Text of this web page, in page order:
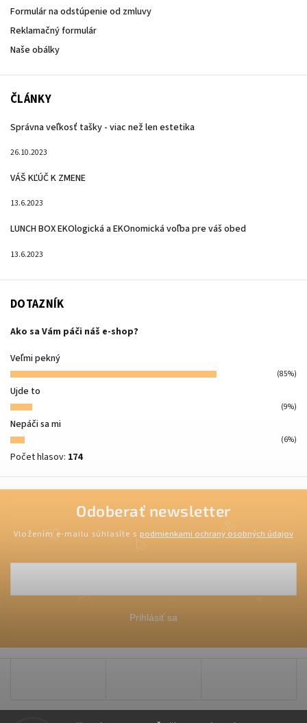
Formulár na odstúpenie od zmluvy
Reklamačný formulár
Naše obálky
ČLÁNKY
Správna veľkosť tašky - viac než len estetika
26.10.2023
VÁŠ KĽÚČ K ZMENE
13.6.2023
LUNCH BOX EKOlogická a EKOnomická voľba pre váš obed
13.6.2023
DOTAZNÍK
Ako sa Vám páči náš e-shop?
Veľmi pekný
(85%)
Ujde to
(9%)
Nepáči sa mi
(6%)
Počet hlasov: 174
Odoberať newsletter
Vložením e-mailu súhlasíte s podmienkami ochrany osobných údajov
Prihlásiť sa